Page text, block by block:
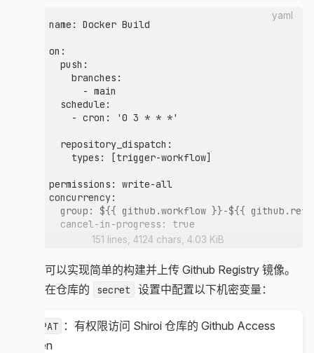
yaml
name: Docker Build
on:
  push:
    branches:
      - main
  schedule:
    - cron: '0 3 * * *'
  repository_dispatch:
    types: [trigger-workflow]
permissions: write-all
concurrency:
group: ${{ github.workflow }}-${{ github.ref
  cancel-in-progress: true
  PNPM_VERSION: 9.x.x
  HASH_FILE: build_hash
  prepare:
    name: Prepare
    runs-on: ubuntu-latest
151 lines, 4124 chars, 4.03 KiB
这样就可以实现简单的构建并上传 Github Registry 镜像。
你需要在仓库的
secret 设置中配置以下机密变量：
GH_PAT ：有权限访问 Shiroi 仓库的 Github Access
Token